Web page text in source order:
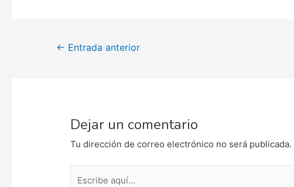
Navegación
← Entrada anterior
Dejar un comentario
Tu dirección de correo electrónico no será publicada.